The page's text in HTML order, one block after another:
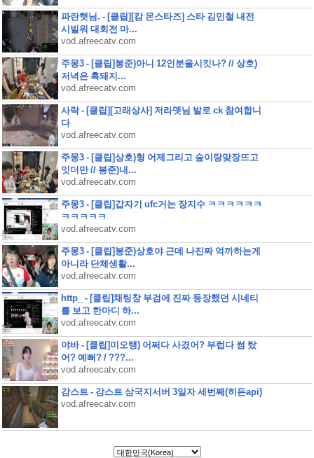
파란햇님. - [클립][캄 몬스타즈] 스타 김민철 내전
시빌워 대회전 마...
vod.afreecatv.com
주몽3 - [클립]봉준)아니 12인분을시킷나? // 상호)
저녁은 흑돼지...
vod.afreecatv.com
사락 - [클립][고래상사] 저라뎃님 발로 ck 참여합니
다
vod.afreecatv.com
주몽3 - [클립]상호)형 어제그리고 숲이랑맞장뜨고
잇더만 // 봉준)내...
vod.afreecatv.com
주몽3 - [클립]갑자기 ufc거는 장지수 ㅋㅋㅋㅋㅋㅋ
ㅋㅋㅋㅋㅋ
vod.afreecatv.com
주몽3 - [클립]봉준)상호야 근데 나진짜 억까하는게
아니라 단체생활...
vod.afreecatv.com
http_ - [클립]채팅창 부검에 진짜 등장했던 시네티
를 보고 한마디 하...
vod.afreecatv.com
야바 - [클립]미오탱) 어쩌다 사겼어? 부럽다 썸 탔
어? 예뻐? / ???...
vod.afreecatv.com
감스트 - 감스트 삼국지서버 3일자 세번째(히든api)
vod.afreecatv.com